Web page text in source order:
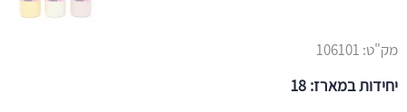
מק"ט: 106101
יחידות במארז: 18